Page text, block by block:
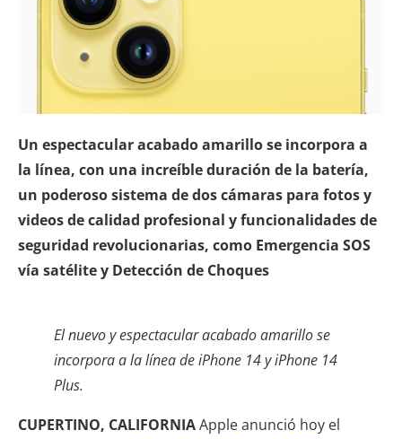
Un espectacular acabado amarillo se incorpora a
la línea, con una increíble duración de la batería,
un poderoso sistema de dos cámaras para fotos y
videos de calidad profesional y funcionalidades de
seguridad revolucionarias, como Emergencia SOS
vía satélite y Detección de Choques
El nuevo y espectacular acabado amarillo se
incorpora a la línea de iPhone 14 y iPhone 14
Plus.
CUPERTINO, CALIFORNIAApple anunció hoy el